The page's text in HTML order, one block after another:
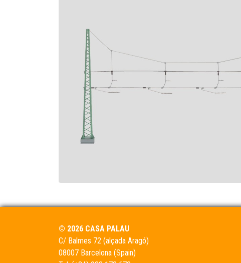
© 2026 CASA PALAU
C/ Balmes 72 (alçada Aragó)
08007 Barcelona (Spain)